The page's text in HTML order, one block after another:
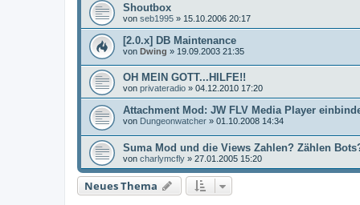
Shoutbox
von seb1995 » 15.10.2006 20:17
[2.0.x] DB Maintenance
von Dwing » 19.09.2003 21:35
OH MEIN GOTT...HILFE!!
von privateradio » 04.12.2010 17:20
Attachment Mod: JW FLV Media Player
von Dungeonwatcher » 01.10.2008 14:34
Suma Mod und die Views Zahlen? Zählen
von charlymcfly » 27.01.2005 15:20
Neues Thema